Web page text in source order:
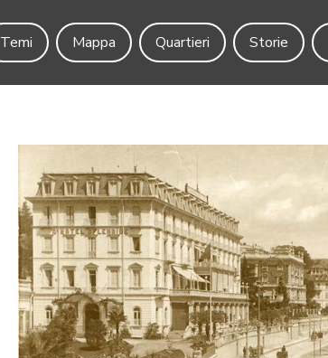
Temi
Mappa Quartieri Storie